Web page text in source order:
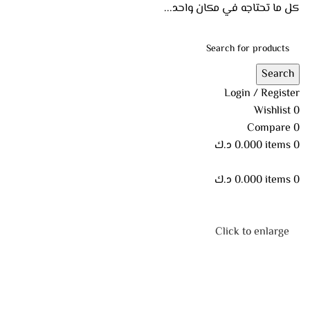
كل ما تحتاجه في مكان واحد...
Search
Login / Register
0
Wishlist
0
Compare
0
items
0.000 د.ك
0
items
0.000 د.ك
Click to enlarge